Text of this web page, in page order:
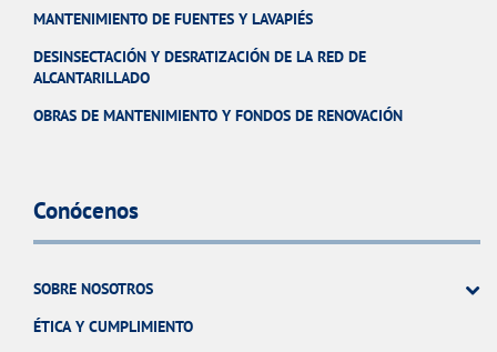
MANTENIMIENTO DE FUENTES Y LAVAPIÉS
DESINSECTACIÓN Y DESRATIZACIÓN DE LA RED DE
ALCANTARILLADO
OBRAS DE MANTENIMIENTO Y FONDOS DE RENOVACIÓN
Conócenos
SOBRE NOSOTROS
ÉTICA Y CUMPLIMIENTO